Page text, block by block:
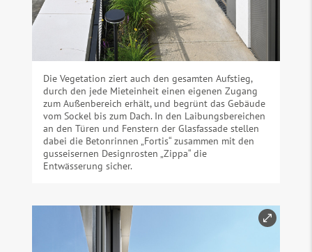
Die Vegetation ziert auch den gesamten Aufstieg,
durch den jede Mieteinheit einen eigenen Zugang
zum Außenbereich erhält, und begrünt das Gebäude
vom Sockel bis zum Dach. In den Laibungsbereichen
an den Türen und Fenstern der Glasfassade stellen
dabei die Betonrinnen „Fortis“ zusammen mit den
gusseisernen Designrosten „Zippa“ die
Entwässerung sicher.